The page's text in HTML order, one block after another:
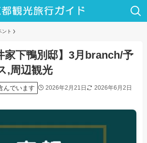
ント
家下鴨別邸】3月branch/予
,周辺観光
んでいます 2026年2月21日 2026年6月2日